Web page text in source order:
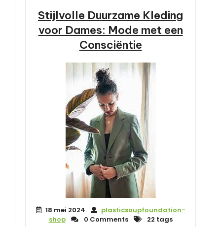
Stijlvolle Duurzame Kleding
voor Dames: Mode met een
Consciëntie
18 mei 2024
plasticsoupfoundation-
shop
0 Comments 22 tags